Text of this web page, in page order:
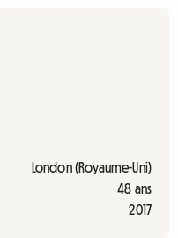
London (Royaume-Uni)
48 ans
2017